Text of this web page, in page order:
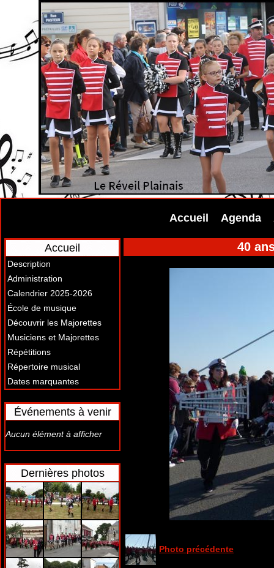
Accueil Agenda
Accueil
Description
Administration
Calendrier 2025-2026
École de musique
Découvrir les Majorettes
Musiciens et Majorettes
Répétitions
Répertoire musical
Dates marquantes
Événements à venir
Aucun élément à afficher
Dernières photos
40
Photo précédente